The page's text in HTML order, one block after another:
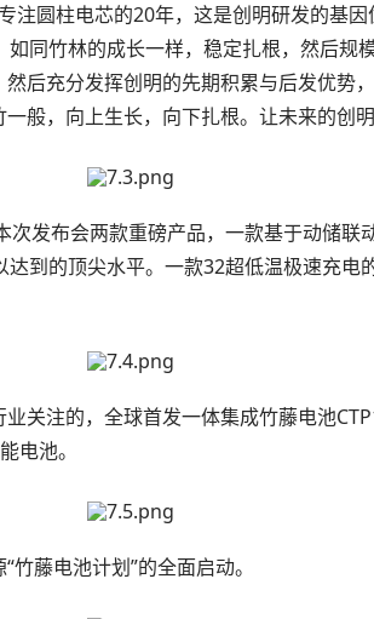
注圆柱电芯的20年，这是创明研发的基
同竹林的成长一样，稳定扎根，然后规
后充分发挥创明的先期积累与后发优势
般，向上生长，向下扎根。让未来的创
发布会两款重磅产品，一款基于动储联
到的顶尖水平。一款32超低温极速充电
关注的，全球首发一体集成竹藤电池
电池。
藤电池计划”的全面启动。